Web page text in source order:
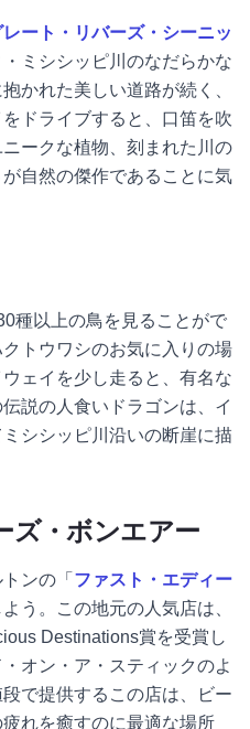
ート・リバーズ・シーニッ
ミシシッピ川のなだらかな
かれた美しい道路が続く、
ドライブすると、口笛を吹
ークな植物、刻まれた川の
自然の傑作であることに気
種以上の鳥を見ることがで
トウワシのお気に入りの場
ェイを少し走ると、有名な
説の人食いドラゴンは、イ
シシッピ川沿いの断崖に描
ズ・ボンエアー
ンの「 ファスト・エディー
う。この地元の人気店は、
Destinations賞を受賞し
オン・ア・スティックのよ
で提供するこの店は、ビー
れを癒すのに最適な場所